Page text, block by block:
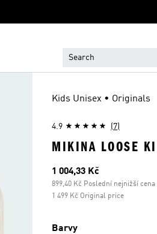
Kids Unisex • Originals
4.9 (7)
MIKINA LOOSE
Aktuální cena
1 004,33 Kč
899,40 Kč Poslední nejnižší cena
1 499 Kč Original price
Barvy